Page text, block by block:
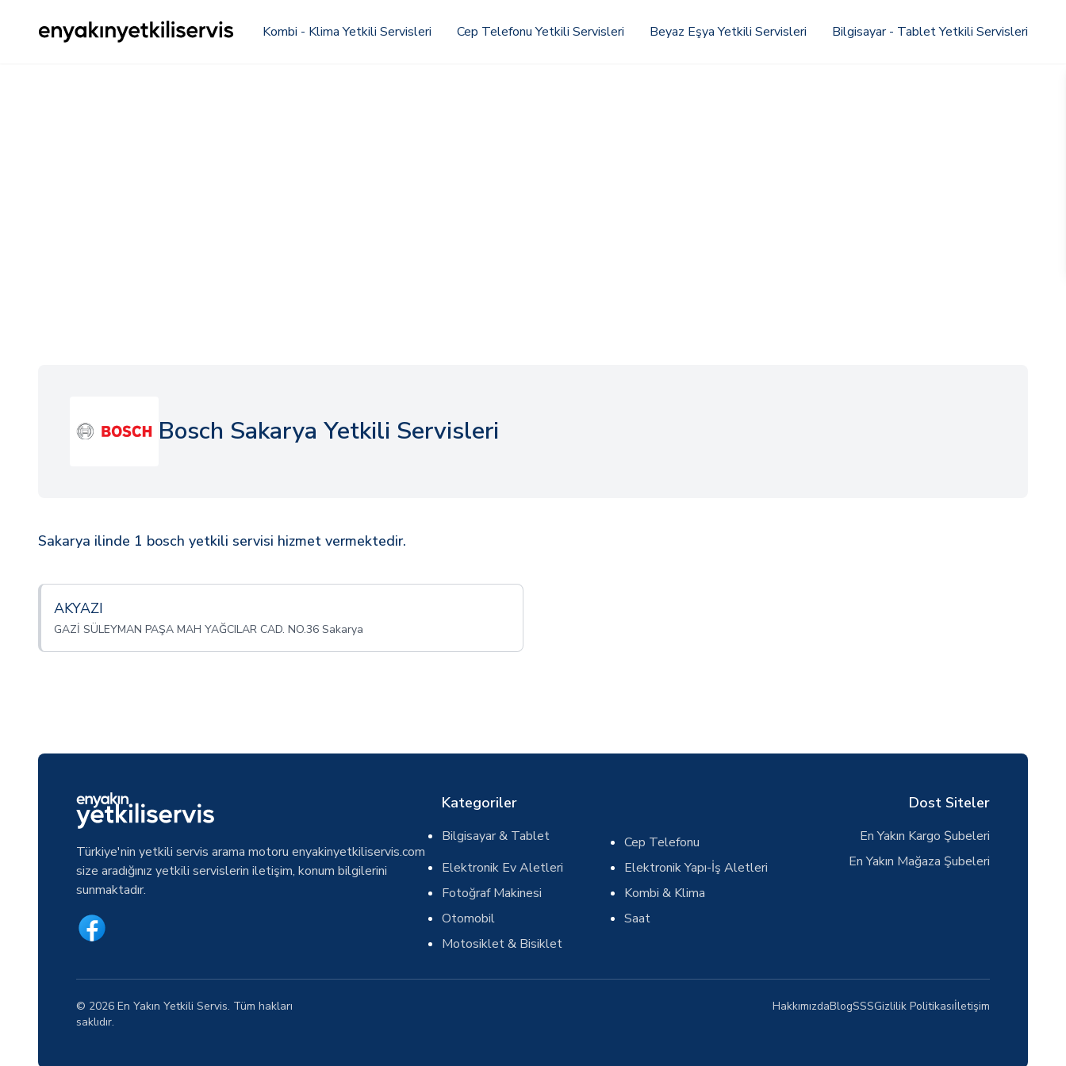
Kombi - Klima Yetkili Servisleri Cep Telefonu Yetkili Servisleri Beyaz Eşya Yetkili Servisleri Bilgisayar - Tablet Yetkili Servisleri
Bosch Sakarya Yetkili Servisleri
Sakarya ilinde 1 bosch yetkili servisi hizmet vermektedir.
AKYAZI
GAZİ SÜLEYMAN PAŞA MAH YAĞCILAR CAD. NO.36 Sakarya
Türkiye'nin yetkili servis arama motoru enyakinyetkiliservis.com
size aradığınız yetkili servislerin iletişim, konum bilgilerini
sunmaktadır.
Kategoriler
Bilgisayar & Tablet
Cep Telefonu
Elektronik Ev Aletleri
Elektronik Yapı-İş Aletleri
Fotoğraf Makinesi
Kombi & Klima
Otomobil
Saat
Motosiklet & Bisiklet
Dost Siteler
En Yakın Kargo Şubeleri
En Yakın Mağaza Şubeleri
© 2026 En Yakın Yetkili Servis. Tüm hakları
saklıdır.
HakkımızdaBlogSSSGizlilik Politikasıİletişim